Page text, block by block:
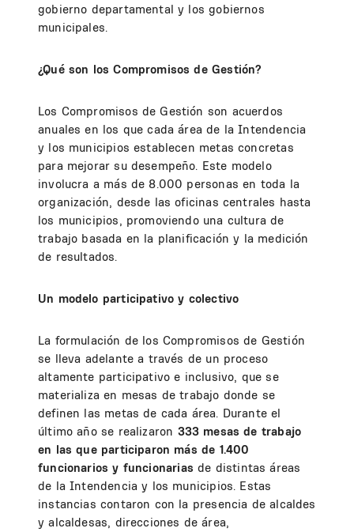
gobierno departamental y los gobiernos
municipales.
¿Qué son los Compromisos de Gestión?
Los Compromisos de Gestión son acuerdos
anuales en los que cada área de la Intendencia
y los municipios establecen metas concretas
para mejorar su desempeño. Este modelo
involucra a más de 8.000 personas en toda la
organización, desde las oficinas centrales hasta
los municipios, promoviendo una cultura de
trabajo basada en la planificación y la medición
de resultados.
Un modelo participativo y colectivo
La formulación de los Compromisos de Gestión
se lleva adelante a través de un proceso
altamente participativo e inclusivo, que se
materializa en mesas de trabajo donde se
definen las metas de cada área. Durante el
último año se realizaron 333 mesas de trabajo
en las que participaron más de 1.400
funcionarios y funcionarias de distintas áreas
de la Intendencia y los municipios. Estas
instancias contaron con la presencia de alcaldes
y alcaldesas, direcciones de área,